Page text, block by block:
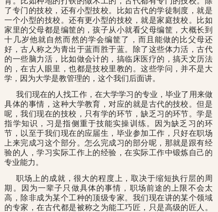
了专门的技校，还有小型技校。比如古代的学徒制度，就是
一个小型的技校。还有更小型的技校，就是家庭技校。比如
家里的父母都是编筐的，孩子从小就看父母编筐，大概长到
十几岁他就自然而然的学会编筐了，而且能做的比父母还
好，古人称之为青出于蓝而胜于蓝。除了这些体力活，古代
的一些脑力活，比如做会计的，搞临床医疗的，搞天文历法
的，在古人眼里，也都是技校里教的。这些学问，并不是大
学，因为大学是教管理的，这个我们后面讲。
我们现在的人找工作，在大学学习的专业，毕业了用来做
具体的事情，这种大学教育，对应的就是古代的技校。但是
呢，我们现在的技校，只有学的环节，缺乏习的环节。学是
指学知识，习是指侧重于技能实操训练。因为缺乏习的环
节，以至于我们现在的应届生，毕业参加工作，只好在职场
上来完成习这个部分。怎么完成习的部分呢，那就是跟有经
验的人，学习实际工作上的经验，在实际工作中锻炼自己的
专业能力。
职场上的成就，很大的程度上，取决于缩短执行层的周
期。因为一辈子只做具体的事情，职场前途的上限不会太
高，除非成为某个工种的顶级专家。我们现在讲的某个领域
的专家，在古代都是被称之为能工巧匠，只是高级的匠人。